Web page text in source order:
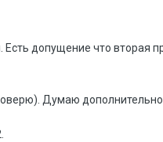
допущение что вторая
Думаю дополнительно